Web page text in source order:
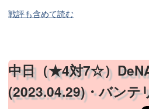
戦評も含めて読む
中日（★4対7☆）
(2023.04.29)・バンテ